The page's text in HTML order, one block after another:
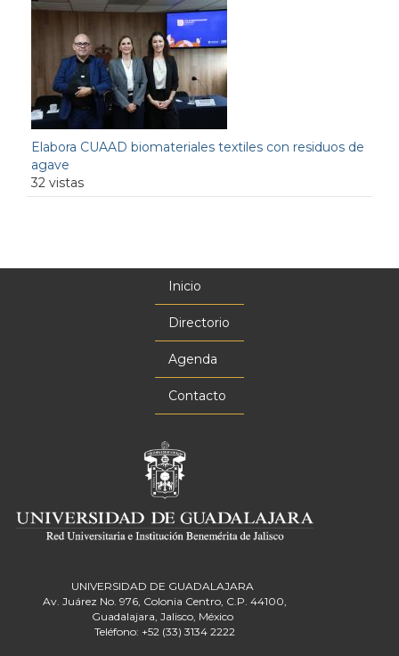
Elabora CUAAD biomateriales textiles con residuos de
agave
32 vistas
Inicio
Directorio
Agenda
Contacto
UNIVERSIDAD DE GUADALAJARA
Av. Juárez No. 976, Colonia Centro, C.P. 44100,
Guadalajara, Jalisco, México
Teléfono: +52 (33) 3134 2222